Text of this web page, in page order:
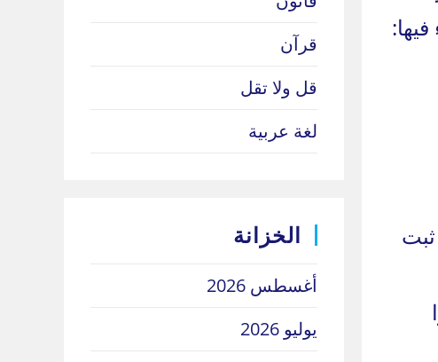
ثبت
قرآن
قل ولا تقل
لغة عربية
الخزانة
أغسطس 2026
يوليو 2026